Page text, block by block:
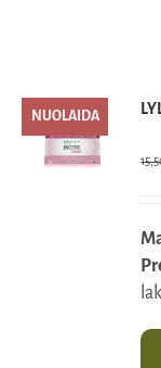
NUOLAIDA